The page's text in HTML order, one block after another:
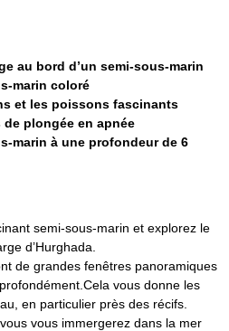
au bord d’un semi-sous-marin
marin coloré
et les poissons fascinants
de plongée en apnée
marin à une profondeur de 6
semi-sous-marin et explorez le
d’Hurghada.
de grandes fenêtres panoramiques
vous donne les
en particulier près des récifs.
vous immergerez dans la mer